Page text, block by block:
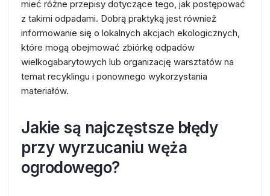
mieć różne przepisy dotyczące tego, jak postępować
z takimi odpadami. Dobrą praktyką jest również
informowanie się o lokalnych akcjach ekologicznych,
które mogą obejmować zbiórkę odpadów
wielkogabarytowych lub organizację warsztatów na
temat recyklingu i ponownego wykorzystania
materiałów.
Jakie są najczęstsze błędy
przy wyrzucaniu węża
ogrodowego?